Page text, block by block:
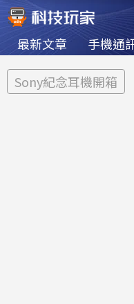
最新文章 手機通
Sony紀念耳機開箱